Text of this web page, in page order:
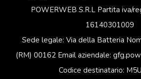
POWERWEB S.R.L Partita iva/
16140301009
Sede legale: Via della Batteria
(RM) 00162 Email aziendale:
Codice destinatario: